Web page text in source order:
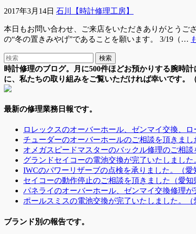
2017年3月14日 石川【時計修理工房】
本日もお問い合わせ、ご来店をいただきありがとうご
の“冬の置きみやげ”であることを願います。 3/19（…
時計修理のブログ。月に500件ほどお預かりする腕時
に、私たちの取り組みをご覧いただければ幸いです。
最新の修理業務日報です。
ロレックスのオーバーホール、ゼンマイ交換、
チューダーのオーバーホールのご相談を頂きまし
オメガスピードマスターのバックル修理のご相
グランドセイコーの電池交換が完了いたしました
IWCのパワーリザーブの点検を承りました。（愛
セイコーの動作停止のご相談を頂きました（愛知
パネライのオーバーホール、ゼンマイ交換修理
ポールスミスの電池交換が完了いたしました。（
ブランド別の報告です。